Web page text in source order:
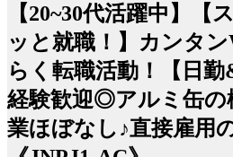
【20~30代活躍中】【
ッと就職！】カンタ
らく転職活動！【日
経験歓迎◎アルミ缶の
業ほぼなし♪直接雇用